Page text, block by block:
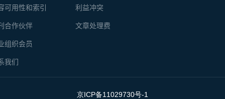
利益冲突
文章处理费
可用性和索引
合作伙伴
组织会员
我们
京ICP备11029730号-1